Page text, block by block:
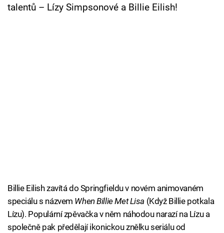
Přihlášení
talentů – Lízy Simpsonové a Billie Eilish!
Billie Eilish zavítá do Springfieldu v novém animovaném
speciálu s názvem When Billie Met Lisa (Když Billie potkala
Lízu). Populární zpěvačka v něm náhodou narazí na Lízu a
společně pak předělají ikonickou znělku seriálu od